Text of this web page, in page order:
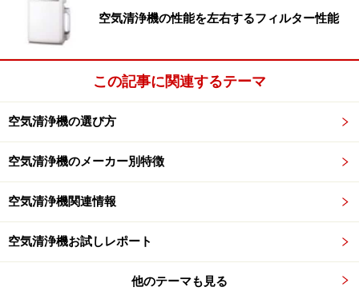
卓上空気清浄機のおすすめランキング10選｜オフィ
スや自宅のパーソナルスペースに
タバコ向け空気清浄機のおすすめ人気ランキング10
選｜快適な空間づくりを
【編集部おすすめの購入サイト】
Amazonで人気の空気清浄機をチェック！
楽天市場で人気の空気清浄機をチェック！
空気清浄機の性能を左右するフィルター性能
この記事に関連するテーマ
空気清浄機の選び方
空気清浄機のメーカー別特徴
空気清浄機関連情報
空気清浄機お試しレポート
他のテーマも見る